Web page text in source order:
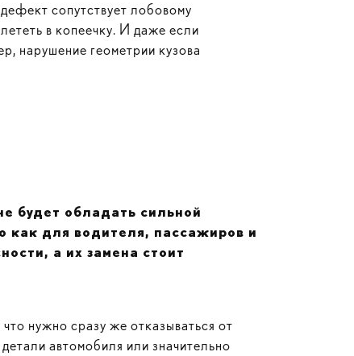
сопутствует лобовому
в копеечку. И даже если
нарушение геометрии кузова
будет обладать сильной
как для водителя, пассажиров и
а их замена стоит
нужно сразу же отказываться от
автомобиля или значительно